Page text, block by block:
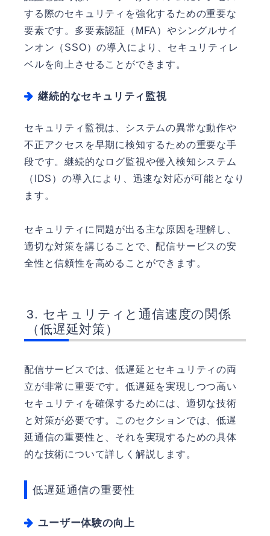
する際のセキュリティを強化するための重要な
要素です。多要素認証（MFA）やシングルサイ
ンオン（SSO）の導入により、セキュリティレ
ベルを向上させることができます。
継続的なセキュリティ監視
セキュリティ監視は、システムの異常な動作や
不正アクセスを早期に検知するための重要な手
段です。継続的なログ監視や侵入検知システム
（IDS）の導入により、迅速な対応が可能となり
ます。
セキュリティに問題が出る主な原因を理解し、
適切な対策を講じることで、配信サービスの安
全性と信頼性を高めることができます。
セキュリティと通信速度の関係
（低遅延対策）
配信サービスでは、低遅延とセキュリティの両
立が非常に重要です。低遅延を実現しつつ高い
セキュリティを確保するためには、適切な技術
と対策が必要です。このセクションでは、低遅
延通信の重要性と、それを実現するための具体
的な技術について詳しく解説します。
低遅延通信の重要性
ユーザー体験の向上